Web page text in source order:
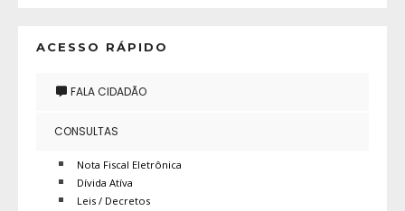
ACESSO RÁPIDO
FALA CIDADÃO
CONSULTAS
Nota Fiscal Eletrônica
Dívida Atíva
Leis / Decretos